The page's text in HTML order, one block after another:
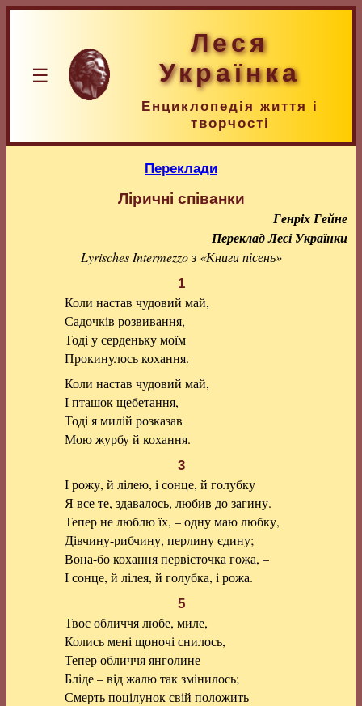
☰
Леся
Українка
Енциклопедія життя і
творчості
Переклади
Ліричні співанки
Генріх Гейне
Переклад Лесі Українки
Lyrisches Intermezzo з «Книги пісень»
1
Коли настав чудовий май,
Садочків розвивання,
Тоді у серденьку моїм
Прокинулось кохання.
Коли настав чудовий май,
І пташок щебетання,
Тоді я милій розказав
Мою журбу й кохання.
3
І рожу, й лілею, і сонце, й голубку
Я все те, здавалось, любив до загину.
Тепер не люблю їх, – одну маю любку,
Дівчину-рибчину, перлину єдину;
Вона-бо кохання первісточка гожа, –
І сонце, й лілея, й голубка, і рожа.
5
Твоє обличчя любе, миле,
Колись мені щоночі снилось,
Тепер обличчя янголине
Бліде – від жалю так змінилось;
Смерть поцілунок свій положить